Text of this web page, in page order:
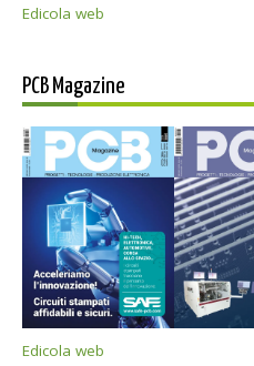
Edicola web
PCB Magazine
Edicola web